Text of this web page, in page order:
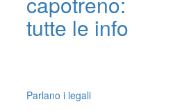
tutte le info
Parlano i legali